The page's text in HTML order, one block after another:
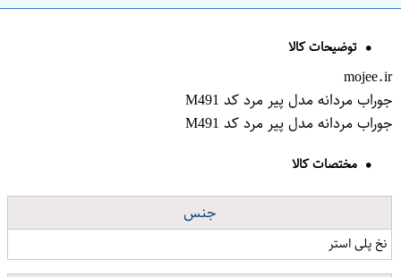
توضیحات کالا
mojee.ir
جوراب مردانه مدل پیر مرد کد M491
جوراب مردانه مدل پیر مرد کد M491
مختصات کالا
جنس
نخ پلی استر